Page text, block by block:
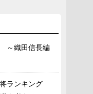
～織田信長編
ランキング